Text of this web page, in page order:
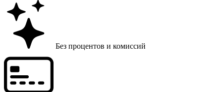
Без процентов и комиссий